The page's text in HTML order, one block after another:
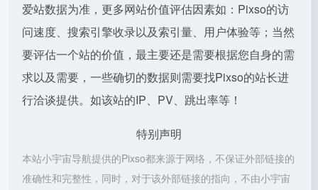
爱站数据为准，更多网站价值评估因素如：Pixso的访
问速度、搜索引擎收录以及索引量、用户体验等；当然
要评估一个站的价值，最主要还是需要根据您自身的需
求以及需要，一些确切的数据则需要找Pixso的站长进
行洽谈提供。如该站的IP、PV、跳出率等！
特别声明
本站小宇宙导航提供的Pixso都来源于网络，不保证外部链接的
准确性和完整性，同时，对于该外部链接的指向，不由小宇宙